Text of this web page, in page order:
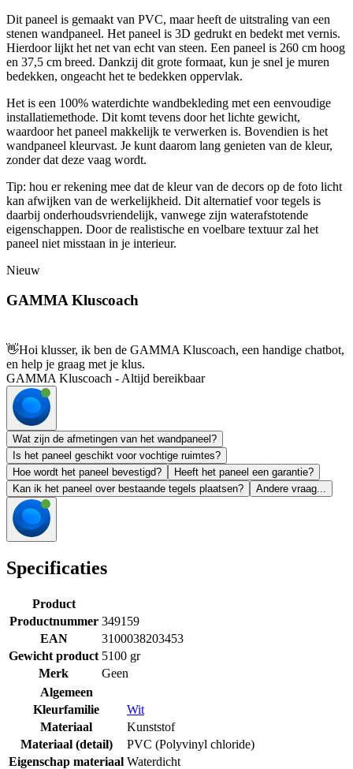
Dit paneel is gemaakt van PVC, maar heeft de uitstraling van een
stenen wandpaneel. Het paneel is 3D gedrukt en bedekt met vernis.
Hierdoor lijkt het net van echt van steen. Een paneel is 260 cm hoog
en 37,5 cm breed. Dankzij dit grote formaat, kun je snel je muren
bedekken, ongeacht het te bedekken oppervlak.
Het is een 100% waterdichte wandbekleding met een eenvoudige
installatiemethode. Dit komt tevens door het lichte gewicht,
waardoor het paneel makkelijk te verwerken is. Bovendien is het
wandpaneel kleurvast. Je kunt daarom lang genieten van de kleur,
zonder dat deze vaag wordt.
Tip: hou er rekening mee dat de kleur van de decors op de foto licht
kan afwijken van de werkelijkheid. Dit alternatief voor tegels is
daarbij onderhoudsvriendelijk, vanwege zijn waterafstotende
eigenschappen. Door de realistische en voelbare textuur zal het
paneel niet misstaan in je interieur.
Nieuw
GAMMA Kluscoach
👋Hoi klusser, ik ben de GAMMA Kluscoach, een handige chatbot,
en help je graag met je klus.
GAMMA Kluscoach - Altijd bereikbaar
Wat zijn de afmetingen van het wandpaneel?
Is het paneel geschikt voor vochtige ruimtes?
Hoe wordt het paneel bevestigd?
Heeft het paneel een garantie?
Kan ik het paneel over bestaande tegels plaatsen?
Andere vraag...
Specificaties
Product
Productnummer 349159
EAN
3100038203453
Gewicht product 5100 gr
Merk
Geen
Algemeen
Kleurfamilie
Wit
Materiaal
Kunststof
Materiaal (detail)
PVC (Polyvinyl chloride)
Eigenschap materiaal Waterdicht